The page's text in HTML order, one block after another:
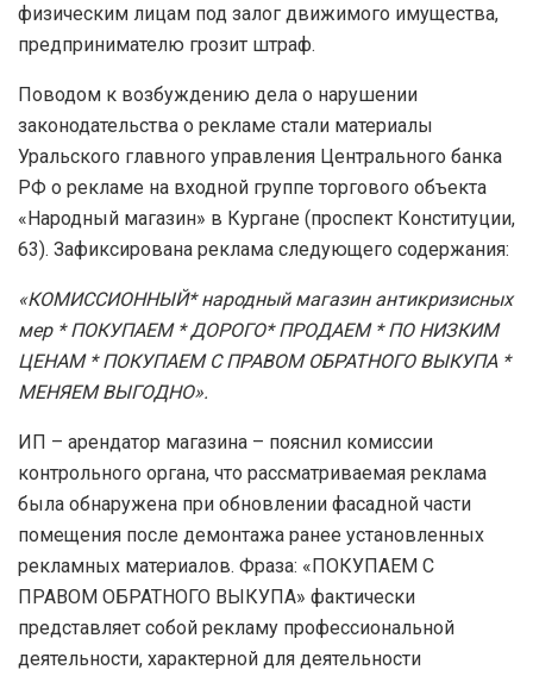
физическим лицам под залог движимого имущества,
предпринимателю грозит штраф.
Поводом к возбуждению дела о нарушении
законодательства о рекламе стали материалы
Уральского главного управления Центрального банка
РФ о рекламе на входной группе торгового объекта
«Народный магазин» в Кургане (проспект Конституции,
63). Зафиксирована реклама следующего содержания:
«КОМИССИОННЫЙ* народный магазин антикризисных
мер * ПОКУПАЕМ * ДОРОГО* ПРОДАЕМ * ПО НИЗКИМ
ЦЕНАМ * ПОКУПАЕМ С ПРАВОМ ОБРАТНОГО ВЫКУПА *
МЕНЯЕМ ВЫГОДНО».
ИП – арендатор магазина – пояснил комиссии
контрольного органа, что рассматриваемая реклама
была обнаружена при обновлении фасадной части
помещения после демонтажа ранее установленных
рекламных материалов. Фраза: «ПОКУПАЕМ С
ПРАВОМ ОБРАТНОГО ВЫКУПА» фактически
представляет собой рекламу профессиональной
деятельности, характерной для деятельности